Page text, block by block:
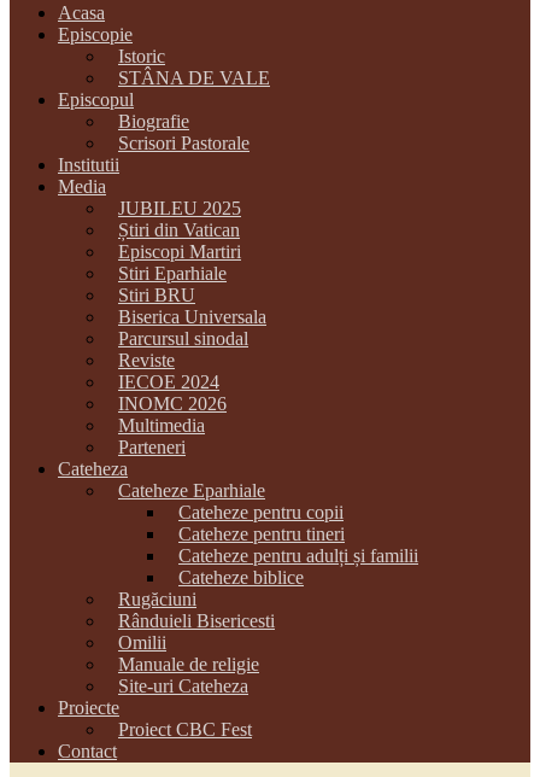
Acasa
Episcopie
Istoric
STÂNA DE VALE
Episcopul
Biografie
Scrisori Pastorale
Institutii
Media
JUBILEU 2025
Știri din Vatican
Episcopi Martiri
Stiri Eparhiale
Stiri BRU
Biserica Universala
Parcursul sinodal
Reviste
IECOE 2024
INOMC 2026
Multimedia
Parteneri
Cateheza
Cateheze Eparhiale
Cateheze pentru copii
Cateheze pentru tineri
Cateheze pentru adulți și familii
Cateheze biblice
Rugăciuni
Rânduieli Bisericesti
Omilii
Manuale de religie
Site-uri Cateheza
Proiecte
Proiect CBC Fest
Contact